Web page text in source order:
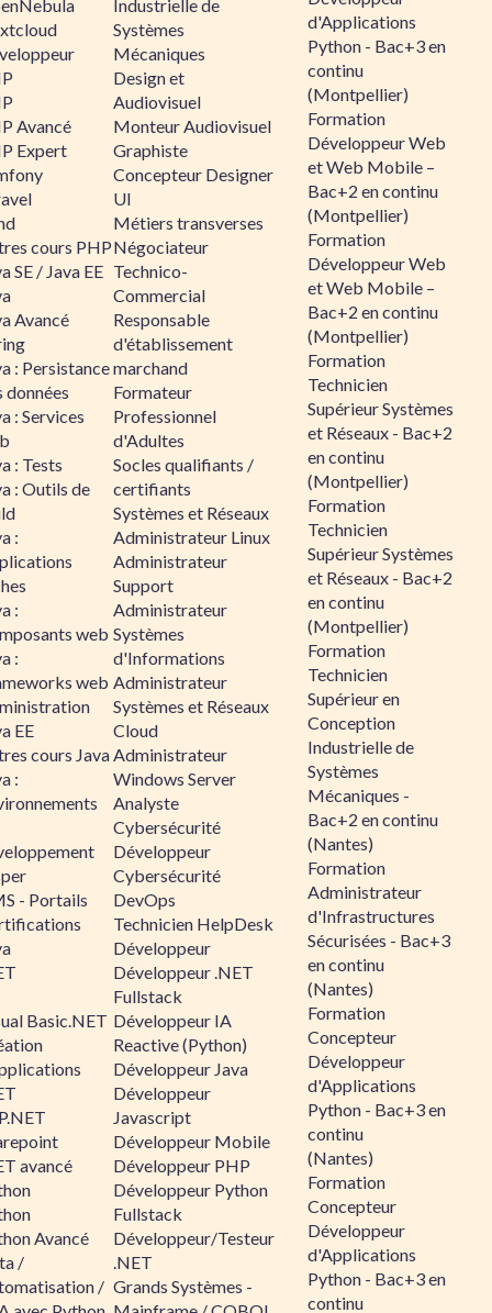
Avancé
Expert
cours PHP
SE / Java EE
Avancé
: Persistance
données
: Services
: Tests
: Outils de
:
:
web
:
web
EE
cours Java
:
- Portails
Basic.NET
avancé
Avancé
/
/
Industrielle de
Systèmes
Mécaniques
Design et
Audiovisuel
Monteur Audiovisuel
Graphiste
Concepteur Designer
UI
Métiers transverses
Négociateur
Technico-
Commercial
Responsable
d'établissement
marchand
Formateur
Professionnel
d'Adultes
Socles qualifiants /
certifiants
Systèmes et Réseaux
Administrateur Linux
Administrateur
Support
Administrateur
Systèmes
d'Informations
Administrateur
Systèmes et Réseaux
Cloud
Administrateur
Windows Server
Analyste
Cybersécurité
Développeur
Cybersécurité
DevOps
Technicien HelpDesk
Développeur
Développeur .NET
Fullstack
Développeur IA
Reactive (Python)
Développeur Java
Développeur
Javascript
Développeur Mobile
Développeur PHP
Développeur Python
Fullstack
Développeur/Testeur
.NET
Grands Systèmes -
d'Applications
Python - Bac+3 en
continu
(Montpellier)
Formation
Développeur Web
et Web Mobile –
Bac+2 en continu
(Montpellier)
Formation
Développeur Web
et Web Mobile –
Bac+2 en continu
(Montpellier)
Formation
Technicien
Supérieur Systèmes
et Réseaux - Bac+2
en continu
(Montpellier)
Formation
Technicien
Supérieur Systèmes
et Réseaux - Bac+2
en continu
(Montpellier)
Formation
Technicien
Supérieur en
Conception
Industrielle de
Systèmes
Mécaniques -
Bac+2 en continu
(Nantes)
Formation
Administrateur
d'Infrastructures
Sécurisées - Bac+3
en continu
(Nantes)
Formation
Concepteur
Développeur
d'Applications
Python - Bac+3 en
continu
(Nantes)
Formation
Concepteur
Développeur
d'Applications
Python - Bac+3 en
continu